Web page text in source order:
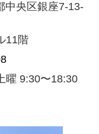
中央区銀座7-13-
11階
曜 9:30〜18:30